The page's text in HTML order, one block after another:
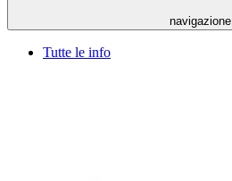
navigazione
Tutte le info